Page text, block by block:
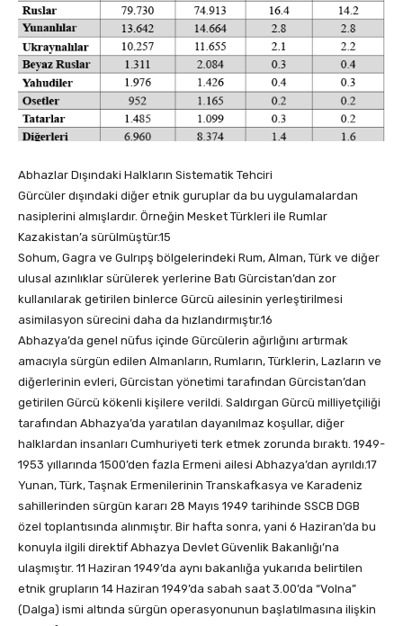
Abhazlar Dışındaki Halkların Sistematik Tehciri
Gürcüler dışındaki diğer etnik guruplar da bu uygulamalardan
nasiplerini almışlardır. Örneğin Mesket Türkleri ile Rumlar
Kazakistan’a sürülmüştür.15
Sohum, Gagra ve Gulrıpş bölgelerindeki Rum, Alman, Türk ve diğer
ulusal azınlıklar sürülerek yerlerine Batı Gürcistan’dan zor
kullanılarak getirilen binlerce Gürcü ailesinin yerleştirilmesi
asimilasyon sürecini daha da hızlandırmıştır.16
Abhazya’da genel nüfus içinde Gürcülerin ağırlığını artırmak
amacıyla sürgün edilen Almanların, Rumların, Türklerin, Lazların ve
diğerlerinin evleri, Gürcistan yönetimi tarafından Gürcistan’dan
getirilen Gürcü kökenli kişilere verildi. Saldırgan Gürcü milliyetçiliği
tarafından Abhazya’da yaratılan dayanılmaz koşullar, diğer
halklardan insanları Cumhuriyeti terk etmek zorunda bıraktı. 1949-
1953 yıllarında 1500’den fazla Ermeni ailesi Abhazya’dan ayrıldı.17
Yunan, Türk, Taşnak Ermenilerinin Transkafkasya ve Karadeniz
sahillerinden sürgün kararı 28 Mayıs 1949 tarihinde SSCB DGB
özel toplantısında alınmıştır. Bir hafta sonra, yani 6 Haziran’da bu
konuyla ilgili direktif Abhazya Devlet Güvenlik Bakanlığı’na
ulaşmıştır. 11 Haziran 1949’da aynı bakanlığa yukarıda belirtilen
etnik grupların 14 Haziran 1949’da sabah saat 3.00’da “Volna”
(Dalga) ismi altında sürgün operasyonunun başlatılmasına ilişkin